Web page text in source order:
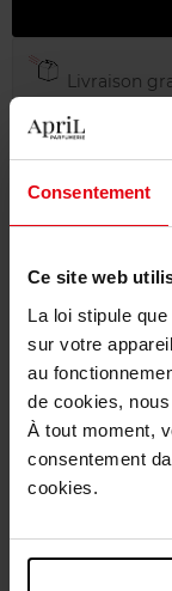
Consentement
Ce site web
La loi stipule
sur votre
au
de cookies,
À tout moment,
consentement
cookies.
Livraison
Retour
Emballage
Description
Avis client